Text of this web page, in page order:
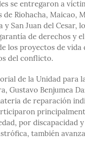
se entregaron a
de Riohacha, Maicao,
y San Juan del Cesar,
de derechos y el
los proyectos de vida
del conflicto.
de la Unidad para
Gustavo Benjumea
de reparación
por discapacidad
también